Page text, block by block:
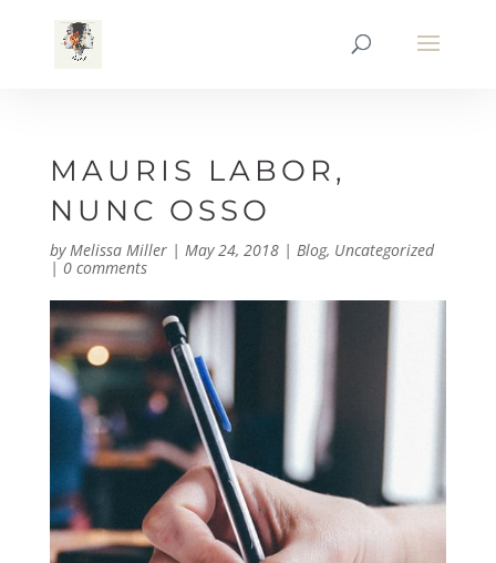
MAURIS LABOR,
NUNC OSSO
byMelissa Miller| May 24, 2018| Blog, Uncategorized
| 0 comments